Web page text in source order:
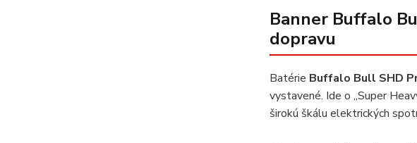
Banner Buffalo
dopravu
Batérie Buffalo Bull SHD
vystavené. Ide o „Super
širokú škálu elektrických